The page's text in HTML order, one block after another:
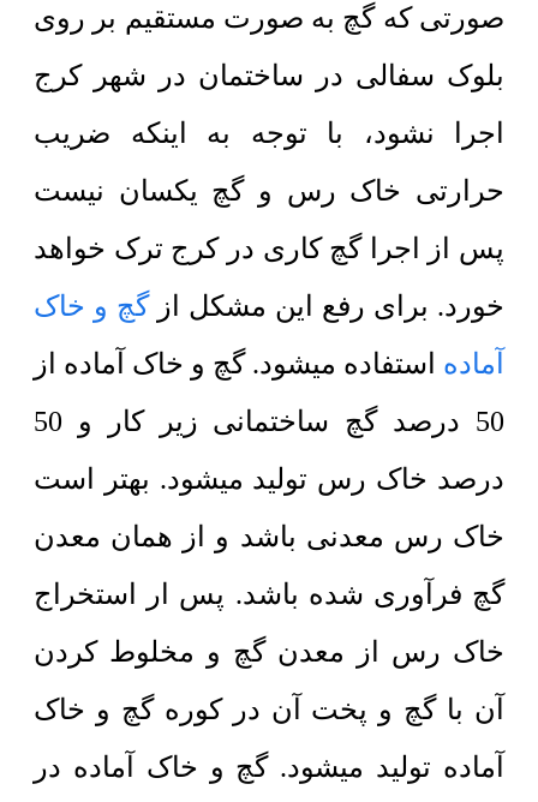
صورتی که گچ به صورت مستقیم بر روی
بلوک سفالی در ساختمان در شهر کرج
اجرا نشود، با توجه به اینکه ضریب
حرارتی خاک رس و گچ یکسان نیست
پس از اجرا گچ کاری در کرج ترک خواهد
خورد. برای رفع این مشکل ازگچ و خاک
آماده استفاده میشود. گچ و خاک آماده از
50 درصد گچ ساختمانی زیر کار و 50
درصد خاک رس تولید میشود. بهتر است
خاک رس معدنی باشد و از همان معدن
گچ فرآوری شده باشد. پس ار استخراج
خاک رس از معدن گچ و مخلوط کردن
آن با گچ و پخت آن در کوره گچ و خاک
آماده تولید میشود. گچ و خاک آماده در